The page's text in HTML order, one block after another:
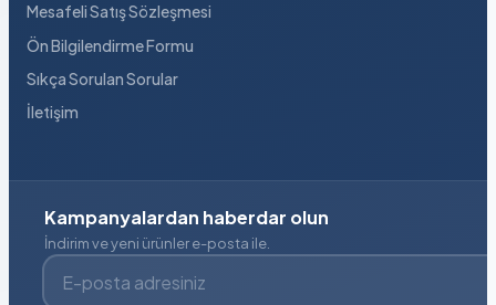
Mesafeli Satış Sözleşmesi
Ön Bilgilendirme Formu
Sıkça Sorulan Sorular
İletişim
Kampanyalardan haberdar olun
İndirim ve yeni ürünler e-posta ile.
E-posta adresiniz